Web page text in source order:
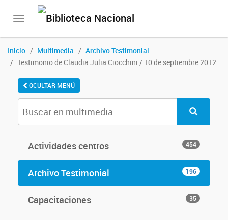
Toggle
Inicio Multimedia
Archivo Testimonial
Testimonio de Claudia Julia Ciocchini / 10 de septiembre 2012
OCULTAR MENÚ
Actividades centros 454
Archivo Testimonial 196
Capacitaciones 35